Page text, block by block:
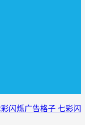
闪烁广告格子 七彩闪